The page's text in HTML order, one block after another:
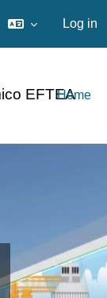
Log in
EFTEAHome